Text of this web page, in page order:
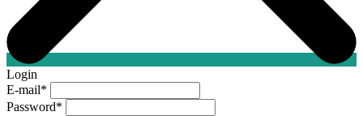
Login
E-mail*
Password*